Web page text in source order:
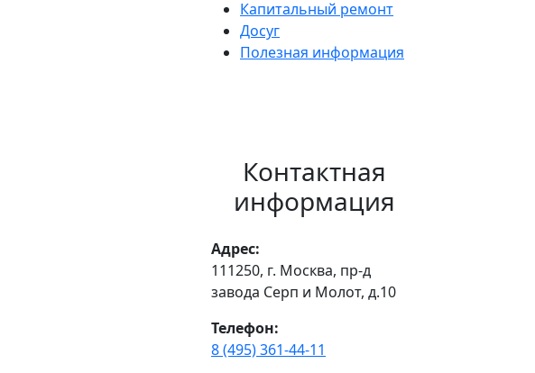
Капитальный ремонт
Досуг
Полезная информация
Контактная
информация
Адрес:
111250, г. Москва, пр-д
завода Серп и Молот, д.10
Телефон:
8 (495) 361-44-11